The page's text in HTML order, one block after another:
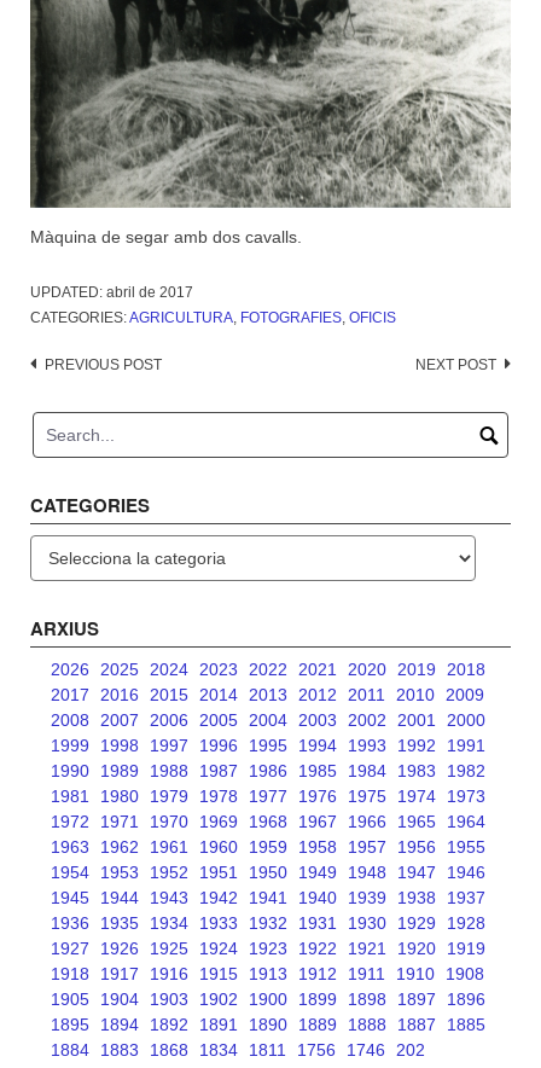
Màquina de segar amb dos cavalls.
UPDATED: abril de 2017
CATEGORIES:AGRICULTURA FOTOGRAFIES OFICIS
Post
PREVIOUS POST NEXT POST
CATEGORIES
Categories
ARXIUS
2026 2025 2024 2023 2022 2021 2020 2019
2018
2017
2016 2015 2014 2013 2012 2011 2010 2009
2008
2007 2006 2005 2004 2003 2002 2001
2000
1999
1998 1997 1996 1995 1994 1993 1992
1991
1990
1989 1988 1987 1986 1985 1984 1983
1982
1981
1980 1979 1978 1977 1976 1975 1974
1973
1972
1971 1970 1969 1968 1967 1966 1965
1964
1963
1962 1961 1960 1959 1958 1957 1956
1955
1954
1953 1952 1951 1950 1949 1948 1947
1946
1945
1944 1943 1942 1941 1940 1939 1938
1937
1936
1935 1934 1933 1932 1931 1930 1929
1928
1927
1926 1925 1924 1923 1922 1921 1920
1919
1918
1917 1916 1915 1913 1912 1911 1910
1908
1905
1904 1903 1902 1900 1899 1898 1897
1896
1895
1894 1892 1891 1890 1889 1888 1887
1885
1884
1883 1868 1834 1811 1756 1746 202